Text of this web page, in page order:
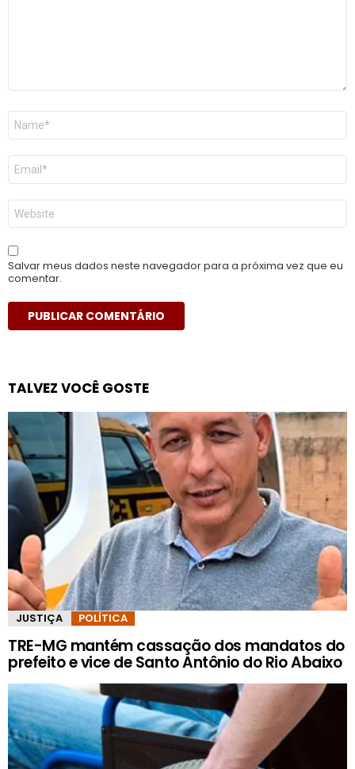
Nome
E-
mail
*
Site
Salvar meus dados neste navegador para a próxima vez que eu
comentar.
TALVEZ VOCÊ GOSTE
JUSTIÇA POLÍTICA
TRE-MG mantém cassação dos mandatos do
prefeito e vice de Santo Antônio do Rio Abaixo